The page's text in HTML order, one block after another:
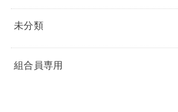
未分類
組合員専用